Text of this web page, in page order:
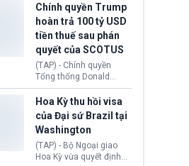
toàn y tế.
tăng lãi suất nếu lạm
phát ở Hoa Kỳ không tiếp
tục giảm trong thời gian
tới.
Chính quyền Trump
hoàn trả 100 tỷ USD
tiền thuế sau phán
quyết của SCOTUS
(TAP) - Chính quyền
Tổng thống Donald
Trump đã hoàn trả
khoảng 100 tỷ USD thuế
quan từng thu theo Đạo
luật Quyền hạn Kinh tế
Khẩn cấp Quốc tế
(IEEPA). Động thái này
diễn ra sau phán quyết
Hoa Kỳ thu hồi visa
của Đại sứ Brazil tại
Washington
(TAP) - Bộ Ngoại giao
Hoa Kỳ vừa quyết định